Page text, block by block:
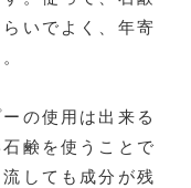
いでよく、年寄
の使用は出来る
鹸を使うことで
しても成分が残